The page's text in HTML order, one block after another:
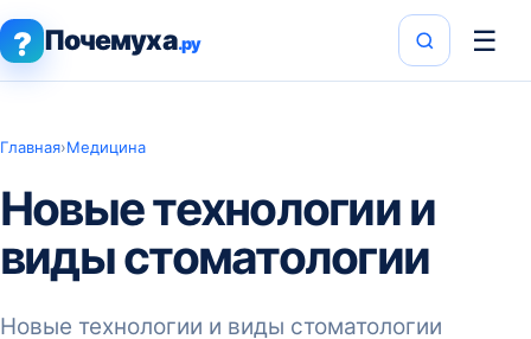
? Почемуха.ру ☰
Главная›Медицина
Новые технологии и
виды стоматологии
Новые технологии и виды стоматологии